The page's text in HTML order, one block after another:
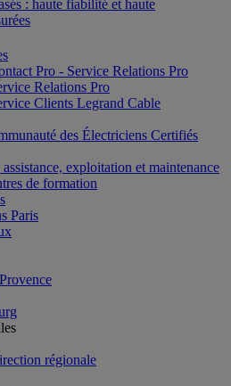
: haute fiabilité et haute
Pro - Service Relations Pro
Relations Pro
Clients Legrand Cable
des Électriciens Certifiés
assistance, exploitation et maintenance
de formation
Paris
régionale